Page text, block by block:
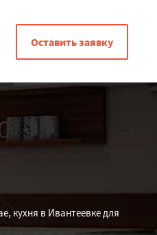
Оставить заявку
кухня в Ивантеевке для